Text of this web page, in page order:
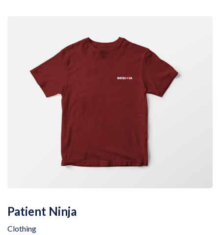
Patient Ninja
Clothing